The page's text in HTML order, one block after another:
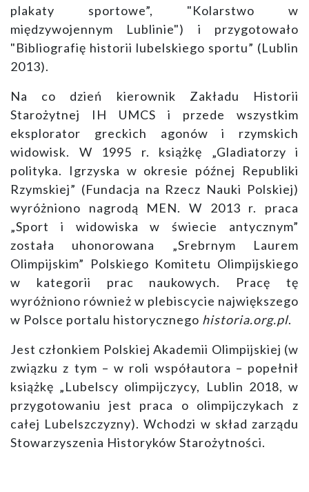
plakaty sportowe”, "Kolarstwo w
międzywojennym Lublinie") i przygotowało
"Bibliografię historii lubelskiego sportu” (Lublin
2013).
Na co dzień kierownik Zakładu Historii
Starożytnej IH UMCS i przede wszystkim
eksplorator greckich agonów i rzymskich
widowisk. W 1995 r. książkę „Gladiatorzy i
polityka. Igrzyska w okresie późnej Republiki
Rzymskiej” (Fundacja na Rzecz Nauki Polskiej)
wyróżniono nagrodą MEN. W 2013 r. praca
„Sport i widowiska w świecie antycznym”
została uhonorowana „Srebrnym Laurem
Olimpijskim” Polskiego Komitetu Olimpijskiego
w kategorii prac naukowych. Pracę tę
wyróżniono również w plebiscycie największego
w Polsce portalu historycznego historia.org.pl.
Jest członkiem Polskiej Akademii Olimpijskiej (w
związku z tym – w roli współautora – popełnił
książkę „Lubelscy olimpijczycy, Lublin 2018, w
przygotowaniu jest praca o olimpijczykach z
całej Lubelszczyzny). Wchodzi w skład zarządu
Stowarzyszenia Historyków Starożytności.